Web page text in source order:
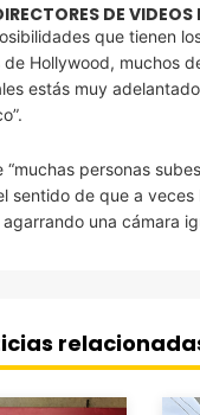
DE VIDEOS
que tienen
Hollywood, muchos
estás muy
“muchas personas
sentido de que a
una cámara